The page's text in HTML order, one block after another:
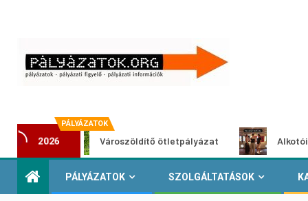
PÁLYÁZATOK
2026Városzöldítő ötletpályázat Alkotói
PÁLYÁZATOK SZOLGÁLTATÁSOK